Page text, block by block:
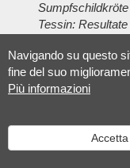
Navigando su questo
fine del suo
Più informazioni
Accetta
Sumpfschildkröte
Tessin:
2010 Nembrini M.,
radiotelemetria in
europeaEmys
Nembrini M.,
palustre europea